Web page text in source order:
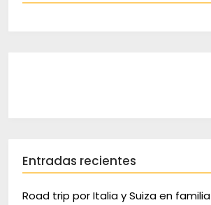
Entradas recientes
Road trip por Italia y Suiza en familia